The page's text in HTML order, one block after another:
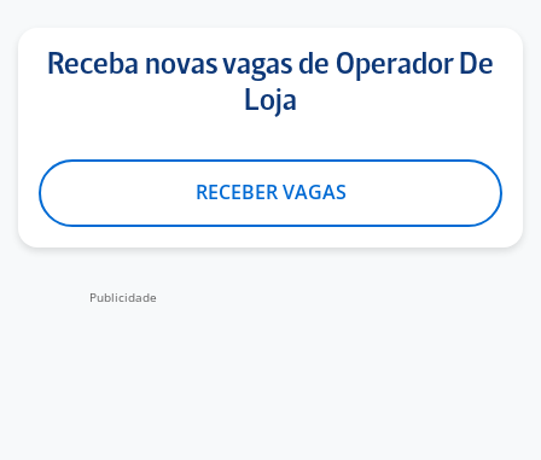
Receba novas vagas de Operador De
Loja
RECEBER VAGAS